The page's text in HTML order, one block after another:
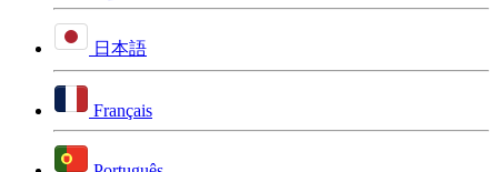
日本語
Français